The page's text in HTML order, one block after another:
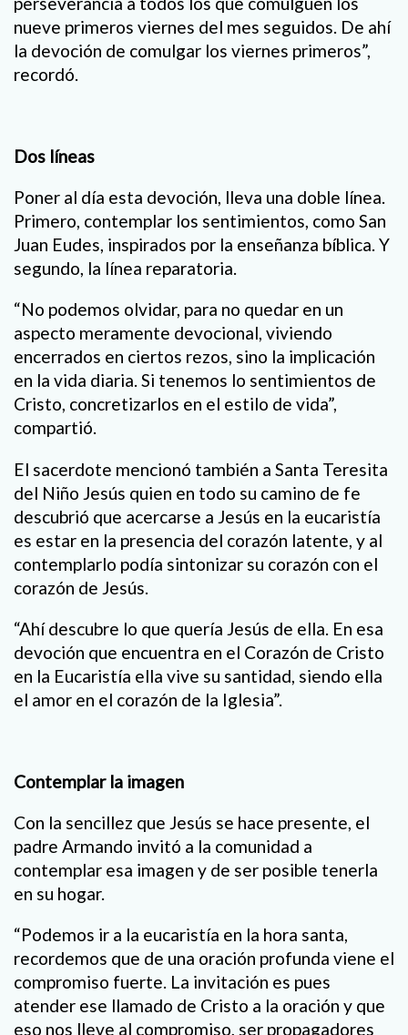
nueve primeros viernes del mes seguidos. De ahí
la devoción de comulgar los viernes primeros”,
recordó.
Dos líneas
Poner al día esta devoción, lleva una doble línea.
Primero, contemplar los sentimientos, como San
Juan Eudes, inspirados por la enseñanza bíblica. Y
segundo, la línea reparatoria.
“No podemos olvidar, para no quedar en un
aspecto meramente devocional, viviendo
encerrados en ciertos rezos, sino la implicación
en la vida diaria. Si tenemos lo sentimientos de
Cristo, concretizarlos en el estilo de vida”,
compartió.
El sacerdote mencionó también a Santa Teresita
del Niño Jesús quien en todo su camino de fe
descubrió que acercarse a Jesús en la eucaristía
es estar en la presencia del corazón latente, y al
contemplarlo podía sintonizar su corazón con el
corazón de Jesús.
“Ahí descubre lo que quería Jesús de ella. En esa
devoción que encuentra en el Corazón de Cristo
en la Eucaristía ella vive su santidad, siendo ella
el amor en el corazón de la Iglesia”.
Contemplar la imagen
Con la sencillez que Jesús se hace presente, el
padre Armando invitó a la comunidad a
contemplar esa imagen y de ser posible tenerla
en su hogar.
“Podemos ir a la eucaristía en la hora santa,
recordemos que de una oración profunda viene el
compromiso fuerte. La invitación es pues
atender ese llamado de Cristo a la oración y que
eso nos lleve al compromiso, ser propagadores